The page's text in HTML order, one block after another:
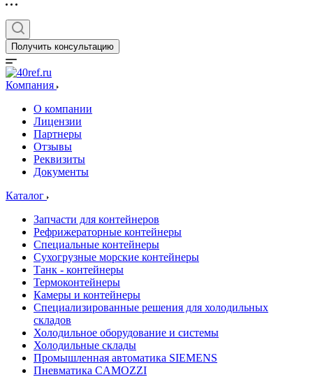
Получить консультацию
Компания
О компании
Лицензии
Партнеры
Отзывы
Реквизиты
Документы
Каталог
Запчасти для контейнеров
Рефрижераторные контейнеры
Специальные контейнеры
Сухогрузные морские контейнеры
Танк - контейнеры
Термоконтейнеры
Камеры и контейнеры
Специализированные решения для холодильных
складов
Холодильное оборудование и системы
Холодильные склады
Промышленная автоматика SIEMENS
Пневматика CAMOZZI